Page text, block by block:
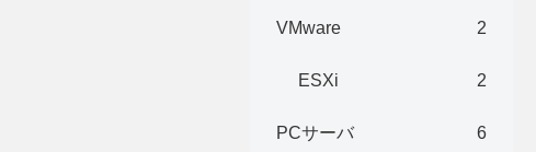
VMware 2
ESXi 2
PCサーバ 6